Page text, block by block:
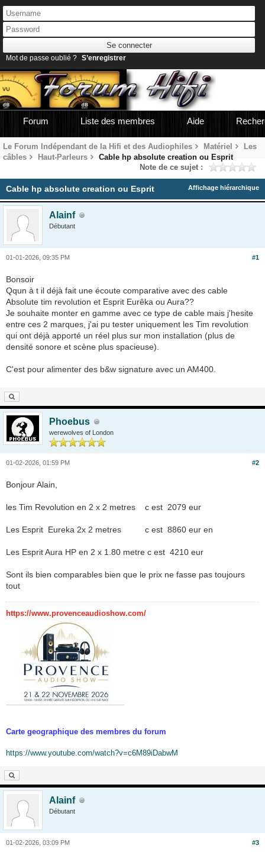
Mot de passe oublié ? S’enregistrer
Forum Liste des membres Aide
Le Forum Indépendant de la Hifi et des Audiophiles Matériel
Les
câbles
Haut-Parleurs
Cable hp absolute creation ou Esprit
Note de ce sujet :
Affichage hiérarchique
Cable hp absolute creation ou Esprit
Alainf
Débutant
#1
01-01-2026, 09:35 PM
Bonsoir
Qqun à t il déjà fait une écoute comparative avec des cable
Absolute tim revolution et Esprit Eurêka ou Aura??
Je souhaite monter en gamme avec ce type de cable mais j'hesite
entre ces 2 marques, j'ai pu tester uniquement les Tim revolution
qui ont déjà apporté un réel plus sur mon installation (plus de
densité sonore et scène plus spacieuse).
C'est pour alimenter des b&w signature avec un AM400.
Phoebus
werewolves of London
#2
01-02-2026, 01:59 PM
Bonjour Alain,
les Tim Revolution en 2 x 2 metres c est 2079 eur
Les Esprit Eureka 2x 2 metres c est 8860 eur en
Les Esprit Aura HP en 2 x 1.80 metre c est 4210 eur
Sont ils bien comparables bien que le prix ne fasse pas toujours
tout
https://www.provenceaudioshow.com/
Carte geographique des membres du forum
https://www.youtube.com/watch?v=c6M89iDabwM
Alainf
Débutant
#3
01-02-2026, 03:09 PM